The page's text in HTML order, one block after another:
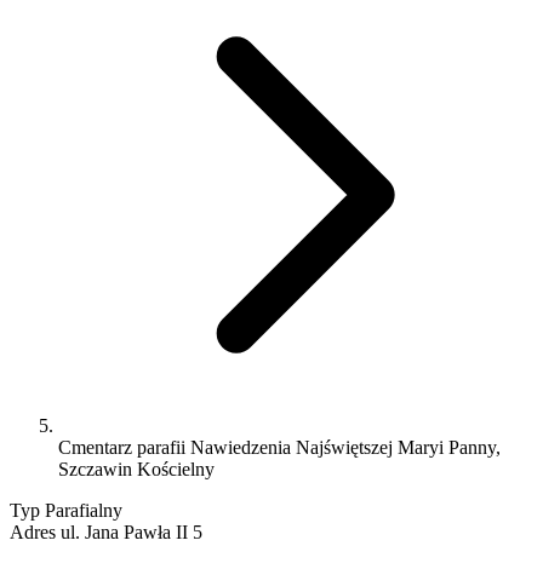
Cmentarz parafii Nawiedzenia Najświętszej Maryi Panny,
Szczawin Kościelny
Typ Parafialny
Adres ul. Jana Pawła II 5